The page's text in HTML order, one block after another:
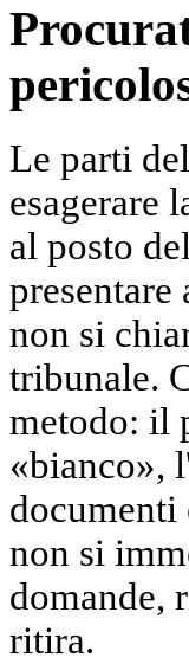
Le parti
esagerare
al posto
non si
tribunale.
metodo: il
«bianco»,
documenti
non si
domande,
ritira.